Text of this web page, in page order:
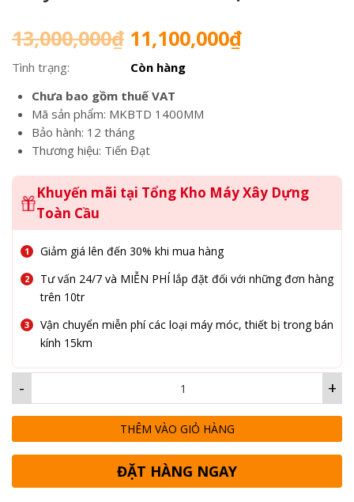
13,000,000₫ Giá
gốc
là:
13,000,000₫.
11,100,000₫Giá
Tình trạng:
Còn hàng
Chưa bao gồm thuế VAT
Mã sản phẩm: MKBTD 1400MM
Bảo hành: 12 tháng
Thương hiệu: Tiến Đạt
Khuyến mãi tại Tổng Kho Máy Xây Dựng
Toàn Cầu
Giảm giá lên đến 30% khi mua hàng
Tư vấn 24/7 và MIỄN PHÍ lắp đặt đối với những đơn hàng
trên 10tr
Vận chuyển miễn phí các loại máy móc, thiết bị trong bán
kính 15km
+
-
THÊM VÀO GIỎ HÀNG
ĐẶT HÀNG NGAY